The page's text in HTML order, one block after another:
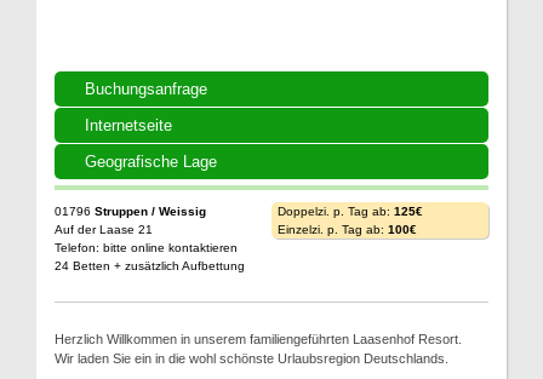
Buchungsanfrage
Internetseite
Geografische Lage
01796 Struppen / Weissig
Auf der Laase 21
Telefon: bitte online kontaktieren
24 Betten + zusätzlich Aufbettung
Doppelzi. p. Tag ab: 125€
Einzelzi. p. Tag ab: 100€
Herzlich Willkommen in unserem familiengeführten Laasenhof Resort.
Wir laden Sie ein in die wohl schönste Urlaubsregion Deutschlands.